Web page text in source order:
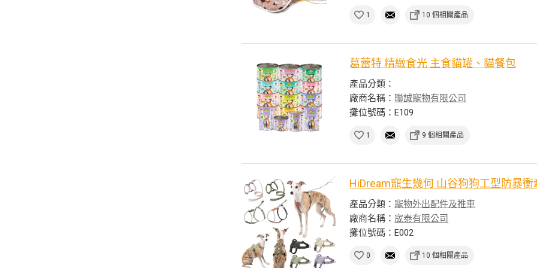
1 10 個相關產品
葛蕾特 精緻食光 主食貓罐、貓餐包
產品分類：
廠商名稱：聯誠寵物有限公司
攤位號碼：E109
1 9 個相關產品
HiDream寵生幾何 山谷狗狗工型防暴衝
產品分類：寵物外出配件及推車
廠商名稱： 宬泰有限公司
攤位號碼：E002
0 10 個相關產品